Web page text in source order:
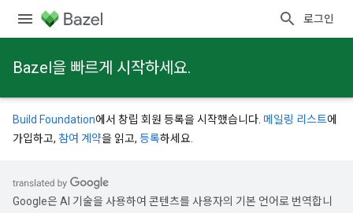
로그인
Bazel을 빠르게 시작하세요.
Build Foundation에서 창립 회원 등록을 시작했습니다. 메일링 리스트에
가입하고, 참여 계약을 읽고, 등록하세요.
Google은 AI 기술을 사용하여 콘텐츠를 사용자의 기본 언어로 번역합니